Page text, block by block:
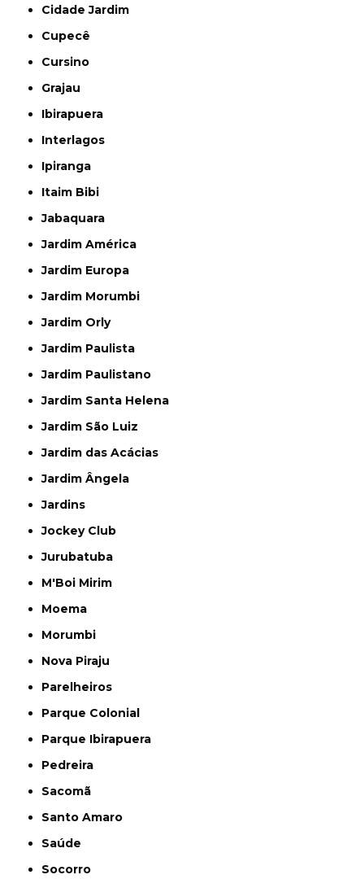
Cidade Jardim
Cupecê
Cursino
Grajau
Ibirapuera
Interlagos
Ipiranga
Itaim Bibi
Jabaquara
Jardim América
Jardim Europa
Jardim Morumbi
Jardim Orly
Jardim Paulista
Jardim Paulistano
Jardim Santa Helena
Jardim São Luiz
Jardim das Acácias
Jardim Ângela
Jardins
Jockey Club
Jurubatuba
M'Boi Mirim
Moema
Morumbi
Nova Piraju
Parelheiros
Parque Colonial
Parque Ibirapuera
Pedreira
Sacomã
Santo Amaro
Saúde
Socorro